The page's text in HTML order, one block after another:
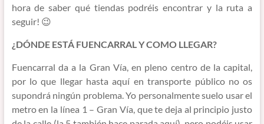
hora de saber qué tiendas podréis encontrar y la ruta a
seguir! 😉
¿DÓNDE ESTÁ FUENCARRAL Y COMO LLEGAR?
Fuencarral da a la Gran Vía, en pleno centro de la capital,
por lo que llegar hasta aquí en transporte público no os
supondrá ningún problema. Yo personalmente suelo usar el
metro en la línea 1 – Gran Vía, que te deja al principio justo